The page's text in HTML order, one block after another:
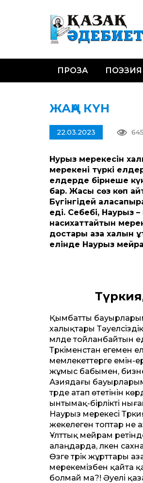
ПРОЗА ПОЭЗИЯ
ЖАҢА КҮН
22.03.2023 645
Нурыз мерекесін
мерекені түркі
елдерде бірнеше
бар. Жақсы сөз көп
Бүгінгідей
еді. Себебі, Наурыз
насихаттайтын
достары қазақ
елінде Наурыз
Қымбатты
халықтары
мүлде тойланбайтын
Түркіменстан егемен
мемлекеттерге емін-
жұмыс бабымен,
Азиядағы
түрде атап өтетінін
ынтымақ-бірлікті
Наурыз мерекесі
жекелеген топтар не
Ұлттық мейрам
алаңдарда, үлкен
Өзге түрік жұрттары
мерекемізбен қайта
болмай ма?! Әуелі